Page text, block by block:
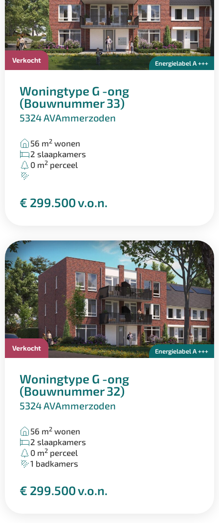
Energielabel A +++
Verkocht
Woningtype G -ong
(Bouwnummer 33)
5324 AVAmmerzoden
56 m2 wonen
2 slaapkamers
0 m2 perceel
€ 299.500 v.o.n.
Energielabel A +++
Verkocht
Woningtype G -ong
(Bouwnummer 32)
5324 AVAmmerzoden
56 m2 wonen
2 slaapkamers
0 m2 perceel
1 badkamers
€ 299.500 v.o.n.